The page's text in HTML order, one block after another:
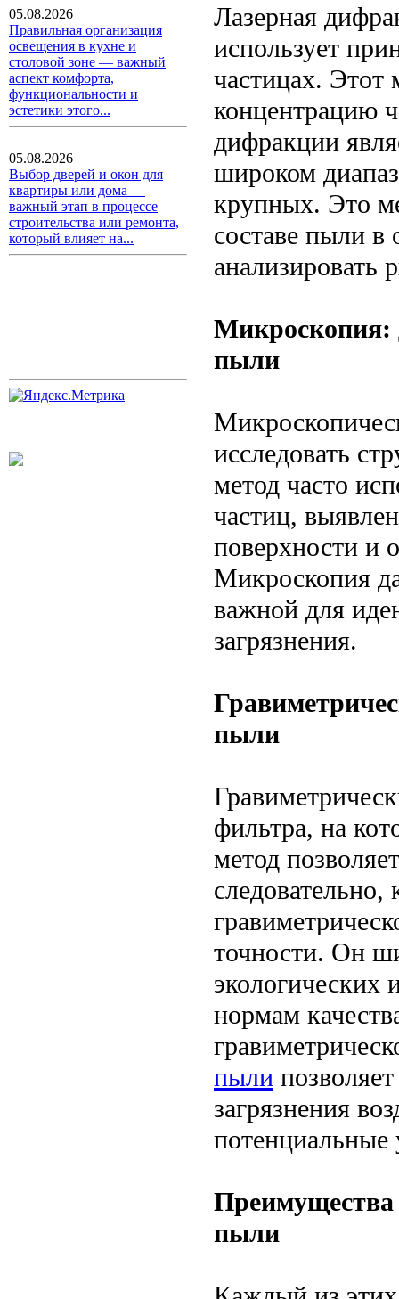
05.08.2026
Правильная организация
освещения в кухне и
столовой зоне — важный
аспект комфорта,
функциональности и
эстетики этого...
05.08.2026
Выбор дверей и окон для
квартиры или дома —
важный этап в процессе
строительства или ремонта,
который влияет на...
Лазерная
использует
частицах. Этот
концентрацию
дифракции
широком
крупных. Это
составе пыли
анализировать
Микроскопия:
пыли
исследовать
метод часто
частиц,
поверхности и
Микроскопия
важной для
загрязнения.
пыли
фильтра, на
метод
точности. Он
экологических
нормам
пыли
загрязнения
Преимущества
пыли